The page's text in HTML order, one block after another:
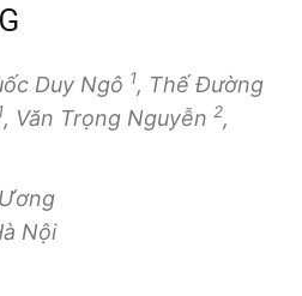
Duy Ngô 1, Thế Đường
, Văn Trọng Nguyễn 2,
Nội